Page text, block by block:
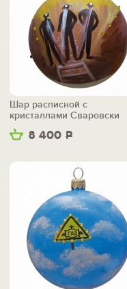
8 400 Р
Шар расписной с
кристаллами Сваровски
"Шахтеры"